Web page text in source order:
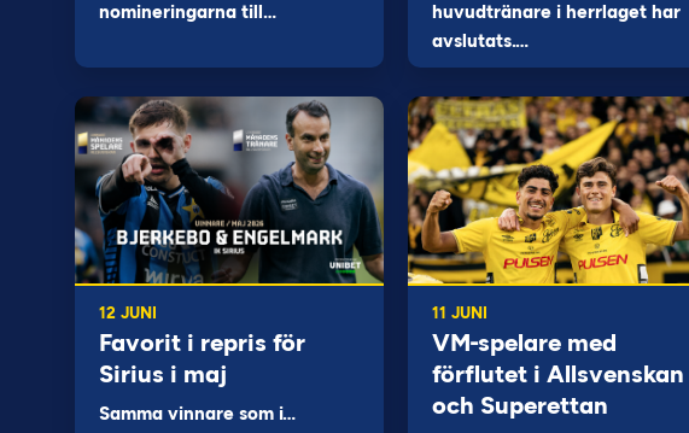
nomineringarna till…
huvudtränare i herrlaget har
avslutats.…
12 JUNI
Favorit i repris för
Sirius i maj
Samma vinnare som i…
11 JUNI
VM-spelare med
förflutet i Allsvenskan
och Superettan